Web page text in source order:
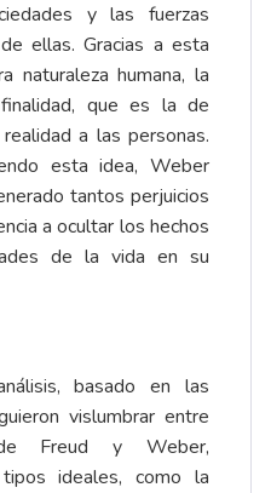
y las fuerzas
ellas. Gracias a esta
naturaleza humana, la
que es la de
a las personas.
esta idea, Weber
tantos perjuicios
a ocultar los hechos
de la vida en su
basado en las
vislumbrar entre
Freud y Weber,
ideales, como la